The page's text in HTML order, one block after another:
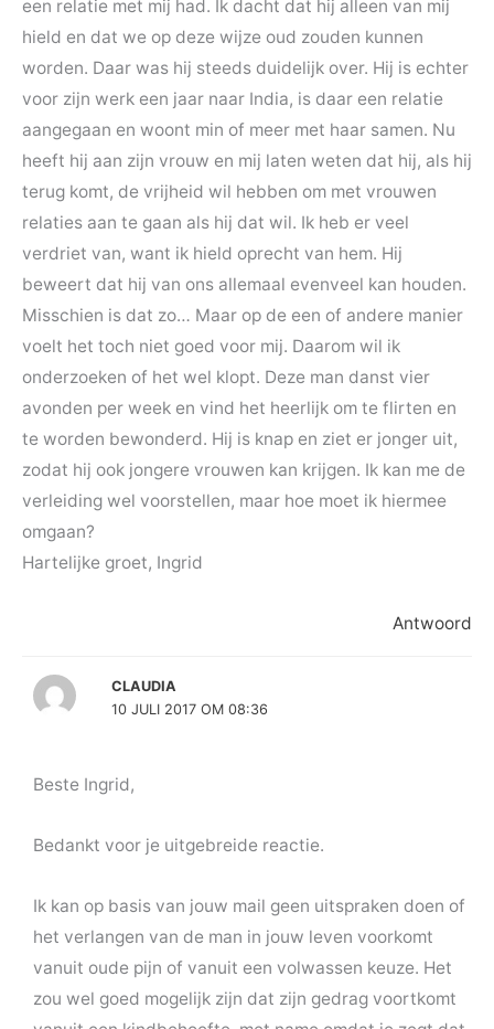
een relatie met mij had. Ik dacht dat hij alleen van mij
hield en dat we op deze wijze oud zouden kunnen
worden. Daar was hij steeds duidelijk over. Hij is echter
voor zijn werk een jaar naar India, is daar een relatie
aangegaan en woont min of meer met haar samen. Nu
heeft hij aan zijn vrouw en mij laten weten dat hij, als hij
terug komt, de vrijheid wil hebben om met vrouwen
relaties aan te gaan als hij dat wil. Ik heb er veel
verdriet van, want ik hield oprecht van hem. Hij
beweert dat hij van ons allemaal evenveel kan houden.
Misschien is dat zo… Maar op de een of andere manier
voelt het toch niet goed voor mij. Daarom wil ik
onderzoeken of het wel klopt. Deze man danst vier
avonden per week en vind het heerlijk om te flirten en
te worden bewonderd. Hij is knap en ziet er jonger uit,
zodat hij ook jongere vrouwen kan krijgen. Ik kan me de
verleiding wel voorstellen, maar hoe moet ik hiermee
omgaan?
Hartelijke groet, Ingrid
Antwoord
CLAUDIA
10 JULI 2017 OM 08:36
Beste Ingrid,
Bedankt voor je uitgebreide reactie.
Ik kan op basis van jouw mail geen uitspraken doen of
het verlangen van de man in jouw leven voorkomt
vanuit oude pijn of vanuit een volwassen keuze. Het
zou wel goed mogelijk zijn dat zijn gedrag voortkomt